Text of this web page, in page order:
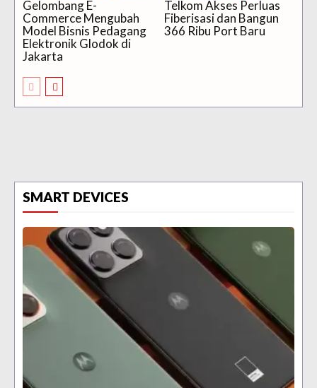
Gelombang E-
Commerce Mengubah
Model Bisnis Pedagang
Elektronik Glodok di
Jakarta
Telkom Akses Perluas
Fiberisasi dan Bangun
366 Ribu Port Baru
SMART DEVICES